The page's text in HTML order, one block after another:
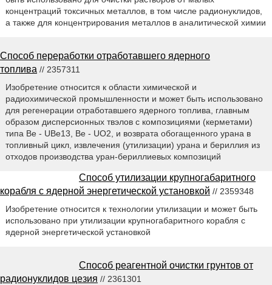
концентраций токсичных металлов, в том числе радионуклидов,
а также для концентрирования металлов в аналитической химии
Способ переработки отработавшего ядерного
топлива // 2357311
Изобретение относится к области химической и
радиохимической промышленности и может быть использовано
для регенерации отработавшего ядерного топлива, главным
образом дисперсионных твэлов с композициями (керметами)
типа Be - UBe13, Be - UO2, и возврата обогащенного урана в
топливный цикл, извлечения (утилизации) урана и бериллия из
отходов производства уран-бериллиевых композиций
Способ утилизации крупногабаритного
корабля с ядерной энергетической установкой // 2359348
Изобретение относится к технологии утилизации и может быть
использовано при утилизации крупногабаритного корабля с
ядерной энергетической установкой
Способ реагентной очистки грунтов от
радионуклидов цезия // 2361301